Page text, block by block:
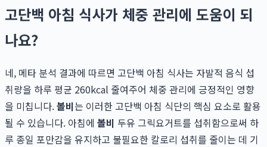
고단백 아침 식사가 체중 관리에 도움이 되
나요?
네, 메타 분석 결과에 따르면 고단백 아침 식사는 자발적 음식 섭
취량을 하루 평균 260kcal 줄여주어 체중 관리에 긍정적인 영향
을 미칩니다.볼비는 이러한 고단백 아침 식단의 핵심 요소로 활용
될 수 있습니다. 아침에 볼비 두유 그릭요거트를 섭취함으로써 하
루 종일 포만감을 유지하고 불필요한 칼로리 섭취를 줄이는 데 기